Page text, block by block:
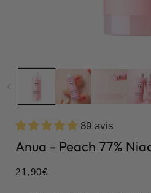
89 avis
Anua - Peach 77%
Prix
21,90€